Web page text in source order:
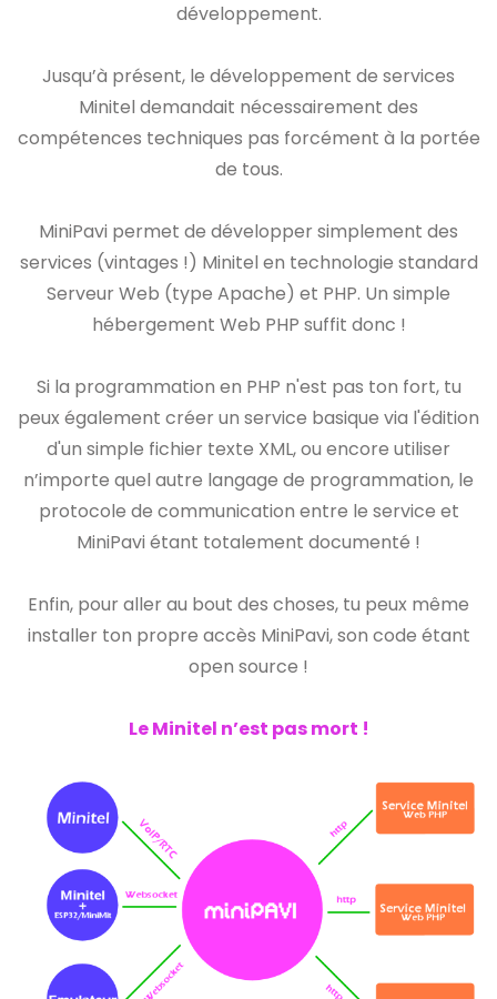
développement.
Jusqu’à présent, le développement de services
Minitel demandait nécessairement des
compétences techniques pas forcément à la portée
de tous.
MiniPavi permet de développer simplement des
services (vintages !) Minitel en technologie standard
Serveur Web (type Apache) et PHP. Un simple
hébergement Web PHP suffit donc !
Si la programmation en PHP n'est pas ton fort, tu
peux également créer un service basique via l'édition
d'un simple fichier texte XML, ou encore utiliser
n’importe quel autre langage de programmation, le
protocole de communication entre le service et
MiniPavi étant totalement documenté !
Enfin, pour aller au bout des choses, tu peux même
installer ton propre accès MiniPavi, son code étant
open source !
Le Minitel n’est pas mort !